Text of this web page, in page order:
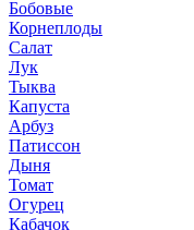
Бобовые
Корнеплоды
Салат
Лук
Тыква
Капуста
Арбуз
Патиссон
Дыня
Томат
Огурец
Кабачок